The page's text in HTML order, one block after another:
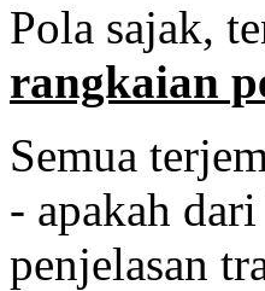
Pola sajak,
rangkaian
Semua
- apakah
penjelasan